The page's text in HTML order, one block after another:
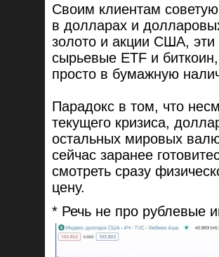
Своим клиентам
в долларах и
золото и акции США, эти
сырьевые ETF и
просто в бумажную
Парадокс в том, что
текущего кризиса,
остальных мировых
сейчас заранее
смотреть сразу
цену.
* Речь не про рублевые